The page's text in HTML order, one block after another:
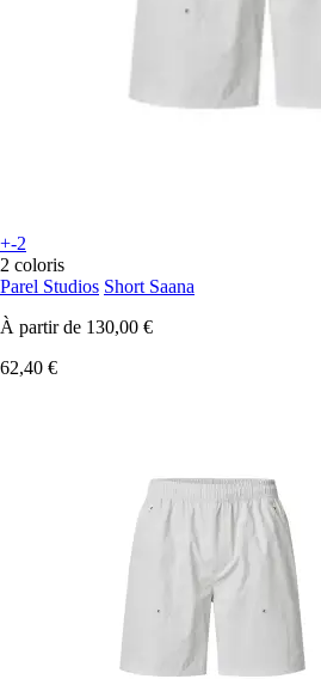
+-2
2 coloris
Parel Studios Short Saana
À partir de 130,00 €
62,40 €